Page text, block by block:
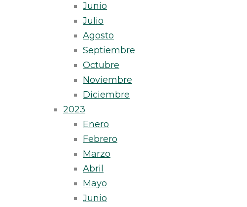
Junio
Julio
Agosto
Septiembre
Octubre
Noviembre
Diciembre
2023
Enero
Febrero
Marzo
Abril
Mayo
Junio